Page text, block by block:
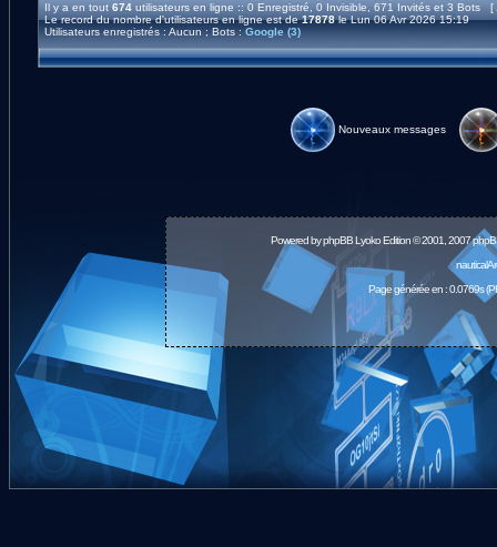
Il y a en tout 674utilisateurs en ligne :: 0 Enregistré, 0 Invisible, 671 Invités et 3 Bots [
Le record du nombre d'utilisateurs en ligne est de17878le Lun 06 Avr 2026 15:19
Utilisateurs enregistrés : Aucun ; Bots : Google (3)
Nouveaux messages
Powered byphpBBLyoko Edition © 2001, 2007
Page générée en : 0.0769s